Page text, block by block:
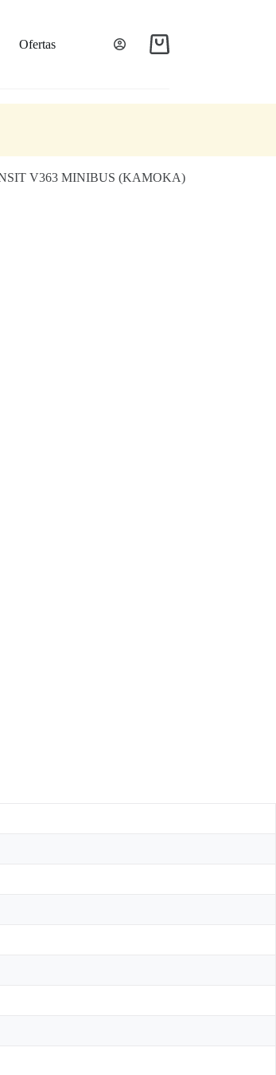
Ofertas
V363 MINIBUS (KAMOKA)